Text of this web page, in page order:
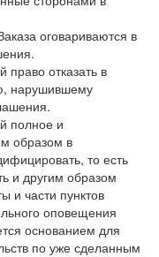
оговариваются в
право отказать в
нарушившему
полное и
образом в
то есть
и другим образом
и части пунктов
оповещения
основанием для
по уже сделанным